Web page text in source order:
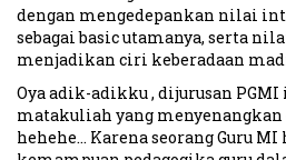
dengan mengedepankan nilai
sebagai basic utamanya, serta
menjadikan ciri keberadaan
Oya adik-adikku , dijurusan PGMI
matakuliah yang menyenangkan
hehehe… Karena seorang Guru MI